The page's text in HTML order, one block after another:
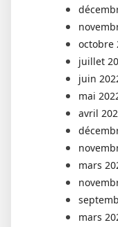
octobre
juillet
juin
mai
avril
mars
mars